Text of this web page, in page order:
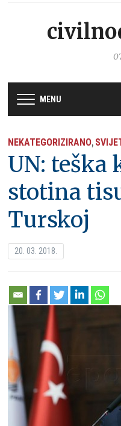
MENU
NEKATEGORIZIRANO,
UN: teška
stotina
Turskoj
20. 03. 2018.